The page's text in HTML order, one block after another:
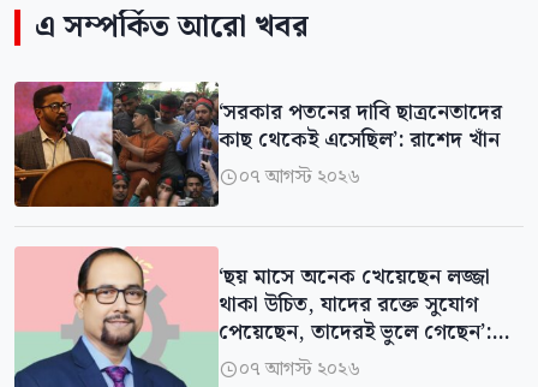
এ সম্পর্কিত আরো খবর
‘সরকার পতনের দাবি ছাত্রনেতাদের
কাছ থেকেই এসেছিল’: রাশেদ খাঁন
০৭ আগস্ট ২০২৬
‘ছয় মাসে অনেক খেয়েছেন লজ্জা
থাকা উচিত, যাদের রক্তে সুযোগ
পেয়েছেন, তাদেরই ভুলে গেছেন’:
বিএনপির এমপি
০৭ আগস্ট ২০২৬